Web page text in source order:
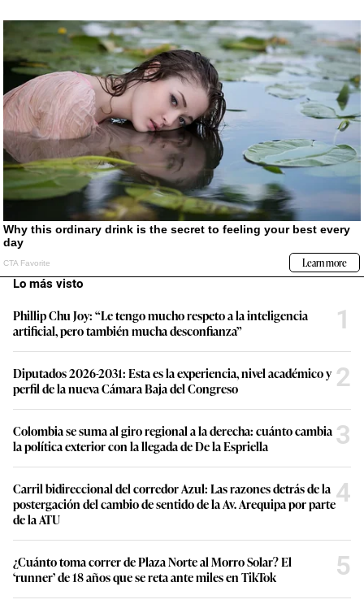
Lo más visto
Phillip Chu Joy: “Le tengo mucho respeto a la inteligencia
artificial, pero también mucha desconfianza”
1
Diputados 2026-2031: Esta es la experiencia, nivel académico y
perfil de la nueva Cámara Baja del Congreso
2
Colombia se suma al giro regional a la derecha: cuánto cambia
la política exterior con la llegada de De la Espriella
3
Carril bidireccional del corredor Azul: Las razones detrás de la
postergación del cambio de sentido de la Av. Arequipa por parte
de la ATU
4
¿Cuánto toma correr de Plaza Norte al Morro Solar? El
‘runner’ de 18 años que se reta ante miles en TikTok
5